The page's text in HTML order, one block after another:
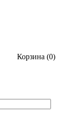
Корзина (0)